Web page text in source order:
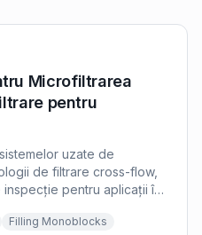
Microfiltrarea
pentru
uzate de
de filtrare cross-flow,
pentru aplicații în
Filling Monoblocks